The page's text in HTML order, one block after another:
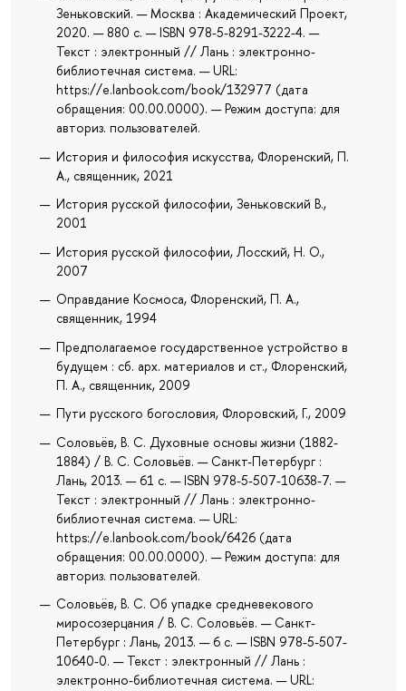
Зеньковский. — Москва : Академический Проект,
2020. — 880 с. — ISBN 978-5-8291-3222-4. —
Текст : электронный // Лань : электронно-
библиотечная система. — URL:
https://e.lanbook.com/book/132977 (дата
обращения: 00.00.0000). — Режим доступа: для
авториз. пользователей.
История и философия искусства, Флоренский, П.
А., священник, 2021
История русской философии, Зеньковский В.,
2001
История русской философии, Лосский, Н. О.,
2007
Оправдание Космоса, Флоренский, П. А.,
священник, 1994
Предполагаемое государственное устройство в
будущем : сб. арх. материалов и ст., Флоренский,
П. А., священник, 2009
Пути русского богословия, Флоровский, Г., 2009
Соловьёв, В. С. Духовные основы жизни (1882-
1884) / В. С. Соловьёв. — Санкт-Петербург :
Лань, 2013. — 61 с. — ISBN 978-5-507-10638-7. —
Текст : электронный // Лань : электронно-
библиотечная система. — URL:
https://e.lanbook.com/book/6426 (дата
обращения: 00.00.0000). — Режим доступа: для
авториз. пользователей.
Соловьёв, В. С. Об упадке средневекового
миросозерцания / В. С. Соловьёв. — Санкт-
Петербург : Лань, 2013. — 6 с. — ISBN 978-5-507-
10640-0. — Текст : электронный // Лань :
электронно-библиотечная система. — URL: